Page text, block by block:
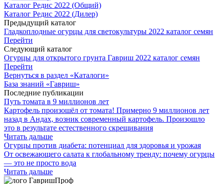
Каталог Редис 2022 (Общий)
Каталог Редис 2022 (Дилер)
Предыдущий каталог
Гладкоплодные огурцы для светокультуры 2022 каталог семян
Перейти
Следующий каталог
Огурцы для открытого грунта Гавриш 2022 каталог семян
Перейти
Вернуться в раздел «Каталоги»
База знаний «Гавриш»
Последние публикации
Путь томата в 9 миллионов лет
Картофель произошёл от томата! Примерно 9 миллионов лет
назад в Андах, возник современный картофель. Произошло
это в результате естественного скрещивания
Читать дальше
Огурцы против диабета: потенциал для здоровья и урожая
От освежающего салата к глобальному тренду: почему огурцы
— это не просто вода
Читать дальше